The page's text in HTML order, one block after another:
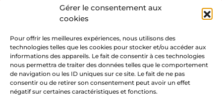
Gérer le consentement aux
cookies
Pour offrir les meilleures expériences, nous utilisons des
technologies telles que les cookies pour stocker et/ou accéder aux
informations des appareils. Le fait de consentir à ces technologies
nous permettra de traiter des données telles que le comportement
de navigation ou les ID uniques sur ce site. Le fait de ne pas
consentir ou de retirer son consentement peut avoir un effet
négatif sur certaines caractéristiques et fonctions.
Nos activités extra-scolaires
Le coin des parents
Contactez nous
71 rue Albert
Dhalenne
93400 Saint Ouen sur
Olympe de Gouges